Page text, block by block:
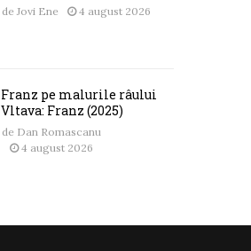
de Jovi Ene 4 august 2026
Franz pe malurile râului
Vltava: Franz (2025)
de Dan Romascanu
4 august 2026